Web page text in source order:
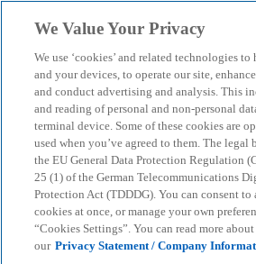
menu search
Offene
bringt die FiDA-
Verordnung
We Value Your Privacy
We use ‘cookies’ and related technologies
and your devices, to operate our site,
and conduct advertising and analysis. This
and reading of personal and non-personal
terminal device. Some of these cookies are
used when you’ve agreed to them. The legal
the EU General Data Protection Regulation
25 (1) of the German Telecommunications
Protection Act (TDDDG). You can consent
cookies at once, or manage your own
“Cookies Settings”. You can read more about
our Privacy Statement / Company